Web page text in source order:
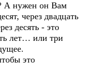
А нужен он Вам
через двадцать
десять - это
лет… или три
это